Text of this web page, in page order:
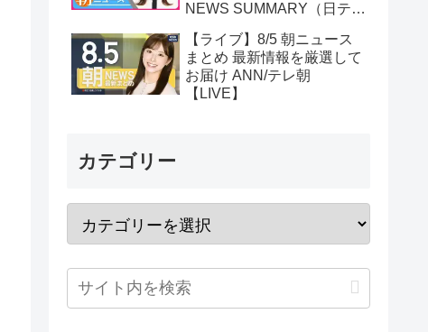
NEWS SUMMARY（日テレ
【ライブ】8/5 朝ニュース
まとめ 最新情報を厳選して
お届け ANN/テレ朝
【LIVE】
カテゴリー